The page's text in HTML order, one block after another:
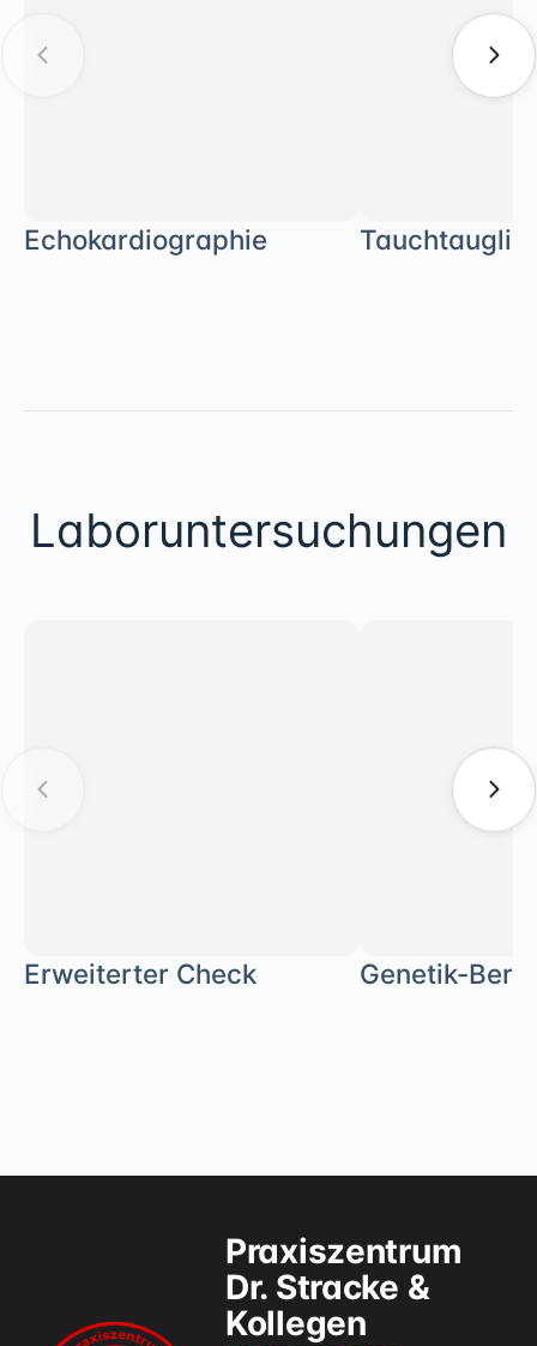
Echokardiographie
Laboruntersuchungen
Erweiterter Check Genetik-
Praxiszentrum
Dr. Stracke &
Kollegen